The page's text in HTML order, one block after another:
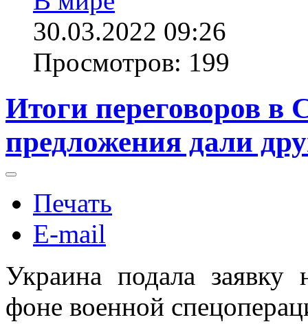
30.03.2022 09:26
Просмотров: 199
Итоги переговоров в
предложения дали
Печать
E-mail
Украина подала
фоне военной